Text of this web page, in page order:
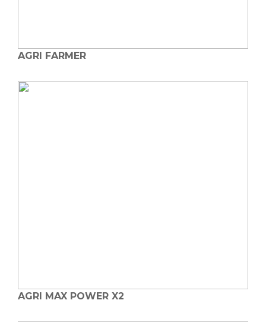
AGRI FARMER
AGRI MAX POWER X2